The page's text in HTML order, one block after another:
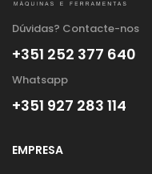
Dúvidas? Contacte-nos
+351 252 377 640
Whatsapp
+351 927 283 114
EMPRESA